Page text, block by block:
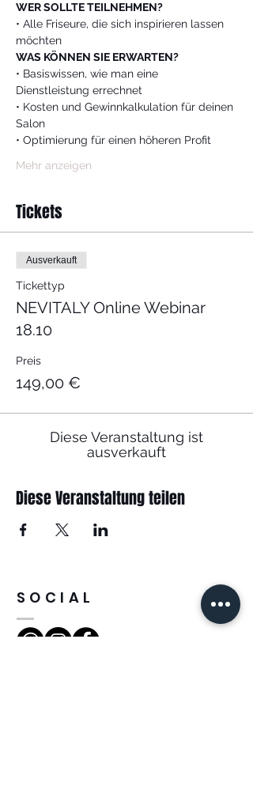
WER SOLLTE TEILNEHMEN?
• Alle Friseure, die sich inspirieren lassen
möchten
WAS KÖNNEN SIE ERWARTEN?
• Basiswissen, wie man eine
Dienstleistung errechnet
• Kosten und Gewinnkalkulation für deinen
Salon
• Optimierung für einen höheren Profit
Mehr anzeigen
Tickets
Ausverkauft
Tickettyp
NEVITALY Online Webinar
18.10
Preis
149,00 €
Diese Veranstaltung ist
ausverkauft
Diese Veranstaltung teilen
SOCIAL